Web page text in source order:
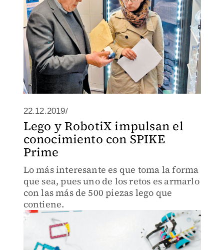
22.12.2019/
Lego y RobotiX impulsan el
conocimiento con SPIKE
Prime
Lo más interesante es que toma la forma
que sea, pues uno de los retos es armarlo
con las más de 500 piezas lego que
contiene.